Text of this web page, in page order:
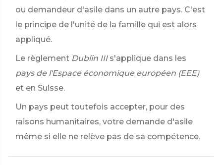
ou demandeur d'asile dans un autre pays. C'est
le principe de l'unité de la famille qui est alors
appliqué.
Le règlement Dublin III s'applique dans les
pays de l'Espace économique européen (EEE)
et en Suisse.
Un pays peut toutefois accepter, pour des
raisons humanitaires, votre demande d'asile
même si elle ne relève pas de sa compétence.